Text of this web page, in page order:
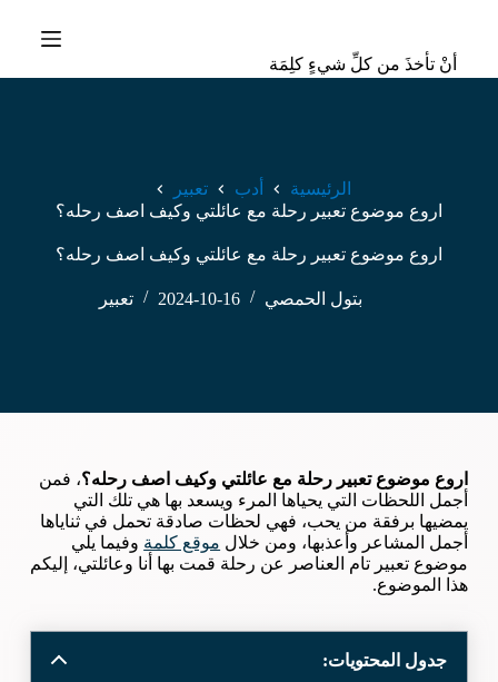
أنْ تأخذَ من كلِّ شيءٍ كلِمَة
الرئيسية أدب
تعبير
اروع موضوع تعبير رحلة مع عائلتي وكيف اصف رحله؟
اروع موضوع تعبير رحلة مع عائلتي وكيف اصف رحله؟
بتول الحمصي 2024-10-16 تعبير
اروع موضوع تعبير رحلة مع عائلتي وكيف اصف رحله؟، فمن
أجمل اللحظات التي يحياها المرء ويسعد بها هي تلك التي
يمضيها برفقة من يحب، فهي لحظات صادقة تحمل في ثناياها
أجمل المشاعر وأعذبها، ومن خلال موقع كلمة وفيما يلي
موضوع تعبير تام العناصر عن رحلة قمت بها أنا وعائلتي، إليكم
هذا الموضوع.
جدول المحتويات: